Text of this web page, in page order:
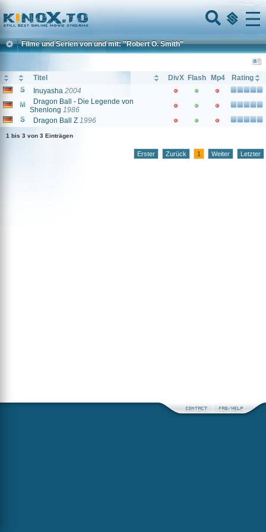
Home
Menu
Filme und Serien von und mit: "Robert O. Smith"
Titel DivX Flash Mp4
Rating
Inuyasha 2004
Dragon Ball - Die Legende von
Shenlong 1986
Dragon Ball Z 1996
1 bis 3 von 3 Einträgen
Erster Zurück 1 Weiter Letzter